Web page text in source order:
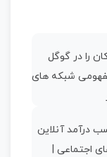
را در گوگل
شبکه های
درآمد آنلاین
اجتماعی |